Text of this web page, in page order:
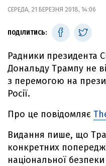
СЕРЕДА, 21 БЕРЕЗНЯ 2018, 14:06
ПОДІЛИТИСЬ:
Радники президента
Дональду Трампу не
з перемогою на
Росії.
Про це повідомляє
Видання пише, що
конкретних
національної